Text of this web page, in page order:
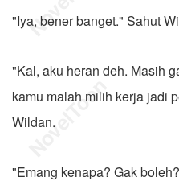
"Iya, bener banget." Sahut
"Kal, aku heran deh. Masih
kamu malah milih kerja jadi
Wildan.
"Emang kenapa? Gak